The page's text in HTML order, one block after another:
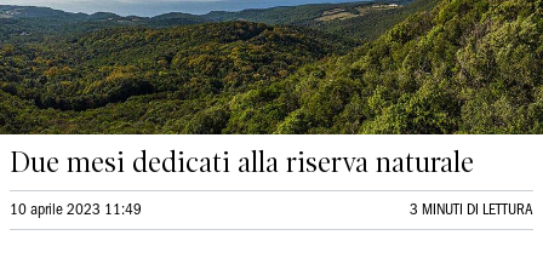
Due mesi dedicati alla riserva naturale
10 aprile 2023 11:49 3 MINUTI DI LETTURA